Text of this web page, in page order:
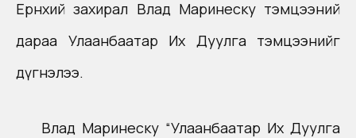
Ерөнхий захирал Влад Маринеску тэмцээний
дараа Улаанбаатар Их Дуулга тэмцээнийг
дүгнэлээ.
Влад Маринеску “Улаанбаатар Их Дуулга